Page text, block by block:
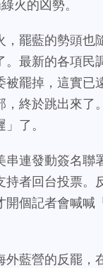
火的凶勢。
罷藍的勢頭也
最新的各項
罷掉，這實
終於跳出來
了。
連發動簽名
者回台投票
個記者會喊
藍營的反罷，